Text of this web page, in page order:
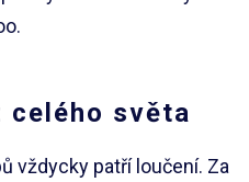
celého světa
vždycky patří loučení. Za